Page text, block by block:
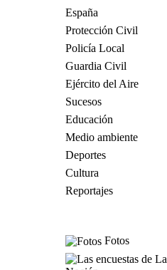
España
Protección Civil
Policía Local
Guardia Civil
Ejército del Aire
Sucesos
Educación
Medio ambiente
Deportes
Cultura
Reportajes
Fotos